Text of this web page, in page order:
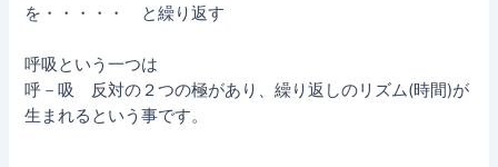
を・・・・・ と繰り返す
呼吸という一つは
呼－吸 反対の２つの極があり、繰り返しのリズム(時間)が
生まれるという事です。